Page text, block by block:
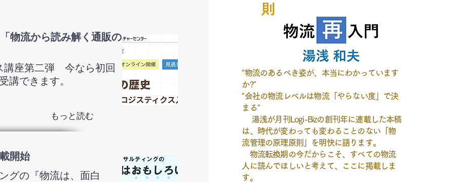
物流から読み解く通販の
講座第二弾 今なら初回
講できます。
もっと読む
開始
グの『物流は、面白
則
"物流のあるべき姿が、本当にわかっています
か?"
"会社の物流レベルは物流「やらない度」で決
まる"
湯浅が月刊Logi-Bizの創刊年に連載した本稿
は、時代が変わっても変わることのない「物
流管理の原理原則」を明快に語ります。
物流転換期の今だからこそ、すべての物流
人に読んでほしいと考えて、ここに掲載しま
す。